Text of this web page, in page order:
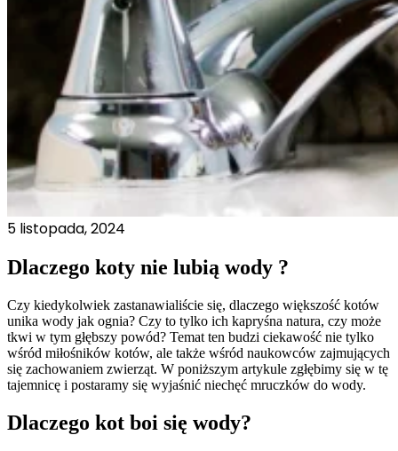
5 listopada, 2024
Dlaczego koty nie lubią wody ?
Czy kiedykolwiek zastanawialiście się, dlaczego większość kotów
unika wody jak ognia? Czy to tylko ich kapryśna natura, czy może
tkwi w tym głębszy powód? Temat ten budzi ciekawość nie tylko
wśród miłośników kotów, ale także wśród naukowców zajmujących
się zachowaniem zwierząt. W poniższym artykule zgłębimy się w tę
tajemnicę i postaramy się wyjaśnić niechęć mruczków do wody.
Dlaczego kot boi się wody?